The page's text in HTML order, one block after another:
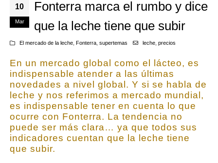
10
Mar
Fonterra marca el rumbo y dice
que la leche tiene que subir
El mercado de la leche, Fonterra, supertemas leche, precios
En un mercado global como el lácteo, es
indispensable atender a las últimas
novedades a nivel global. Y si se habla de
leche y nos referimos a mercado mundial,
es indispensable tener en cuenta lo que
ocurre con Fonterra. La tendencia no
puede ser más clara… ya que todos sus
indicadores cuentan que la leche tiene
que subir.